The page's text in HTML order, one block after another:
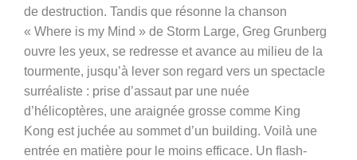
de destruction. Tandis que résonne la chanson
« Where is my Mind » de Storm Large, Greg Grunberg
ouvre les yeux, se redresse et avance au milieu de la
tourmente, jusqu’à lever son regard vers un spectacle
surréaliste : prise d’assaut par une nuée
d’hélicoptères, une araignée grosse comme King
Kong est juchée au sommet d’un building. Voilà une
entrée en matière pour le moins efficace. Un flash-